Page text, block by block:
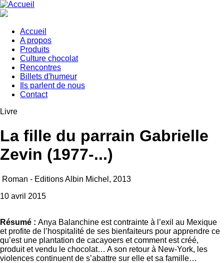
Aller
au
principal
Main
navigation
Accueil
A propos
Produits
Culture chocolat
Rencontres
Billets d'humeur
Ils parlent de nous
Contact
Livre
La fille du parrain Gabrielle
Zevin (1977-...)
Roman - Editions Albin Michel, 2013
Date
10 avril 2015
Résumé : Anya Balanchine est contrainte à l’exil au Mexique
et profite de l’hospitalité de ses bienfaiteurs pour apprendre ce
qu’est une plantation de cacayoers et comment est créé,
produit et vendu le chocolat… A son retour à New-York, les
violences continuent de s’abattre sur elle et sa famille…